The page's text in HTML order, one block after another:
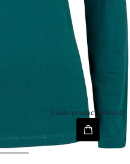
[node-product-wishlist]